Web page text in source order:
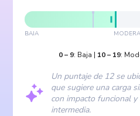
BAJA
0– 9: Baja | 10– 19:
Un puntaje de 12 se
que sugiere una carga
con impacto funcional
intermedia.